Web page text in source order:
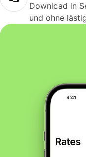
Download in
und ohne